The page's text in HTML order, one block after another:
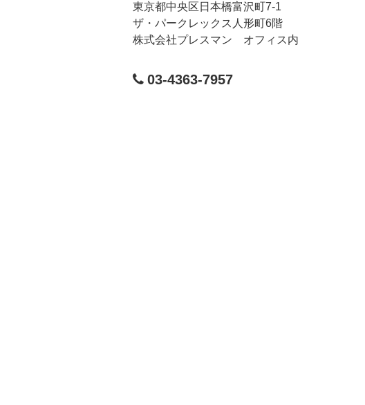
東京都中央区日本橋富沢町7-1
ザ・パークレックス人形町6階
株式会社プレスマン オフィス内
03-4363-7957